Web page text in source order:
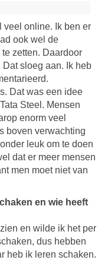
veel online. Ik ben er
ook wel de
zetten. Daardoor
sloeg aan. Ik heb
Dat was een idee
Steel. Mensen
enorm veel
boven verwachting
leuk om te doen
dat er meer mensen
men moet niet van
en wie heeft
en wilde ik het per
dus hebben
heb ik leren schaken.